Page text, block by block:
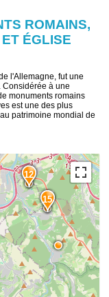
ROMAINS,
ÉGLISE
l'Allemagne, fut une
à une
monuments romains
est une des plus
patrimoine mondial de
15
12